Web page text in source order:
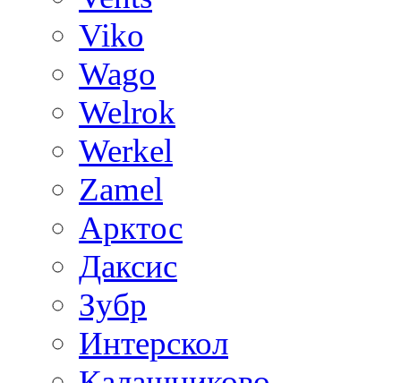
Viko
Wago
Welrok
Werkel
Zamel
Арктос
Даксис
Зубр
Интерскол